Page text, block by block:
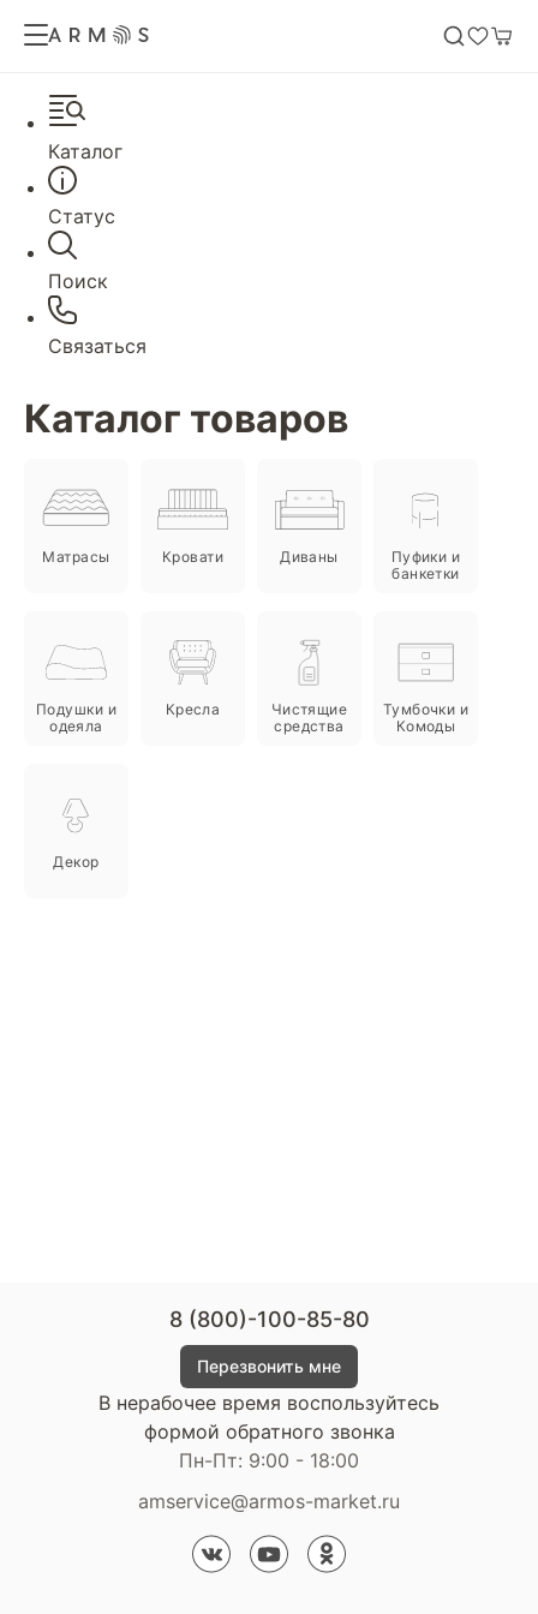
Каталог
Статус
Поиск
Связаться
Каталог товаров
Матрасы Кровати Диваны
Пуфики и
банкетки
Подушки и
одеяла
Кресла
Чистящие
средства
Тумбочки и
Комоды
Декор
8 (800)-100-85-80
Перезвонить мне
В нерабочее время воспользуйтесь
формой обратного звонка
Пн-Пт: 9:00 - 18:00
amservice@armos-market.ru